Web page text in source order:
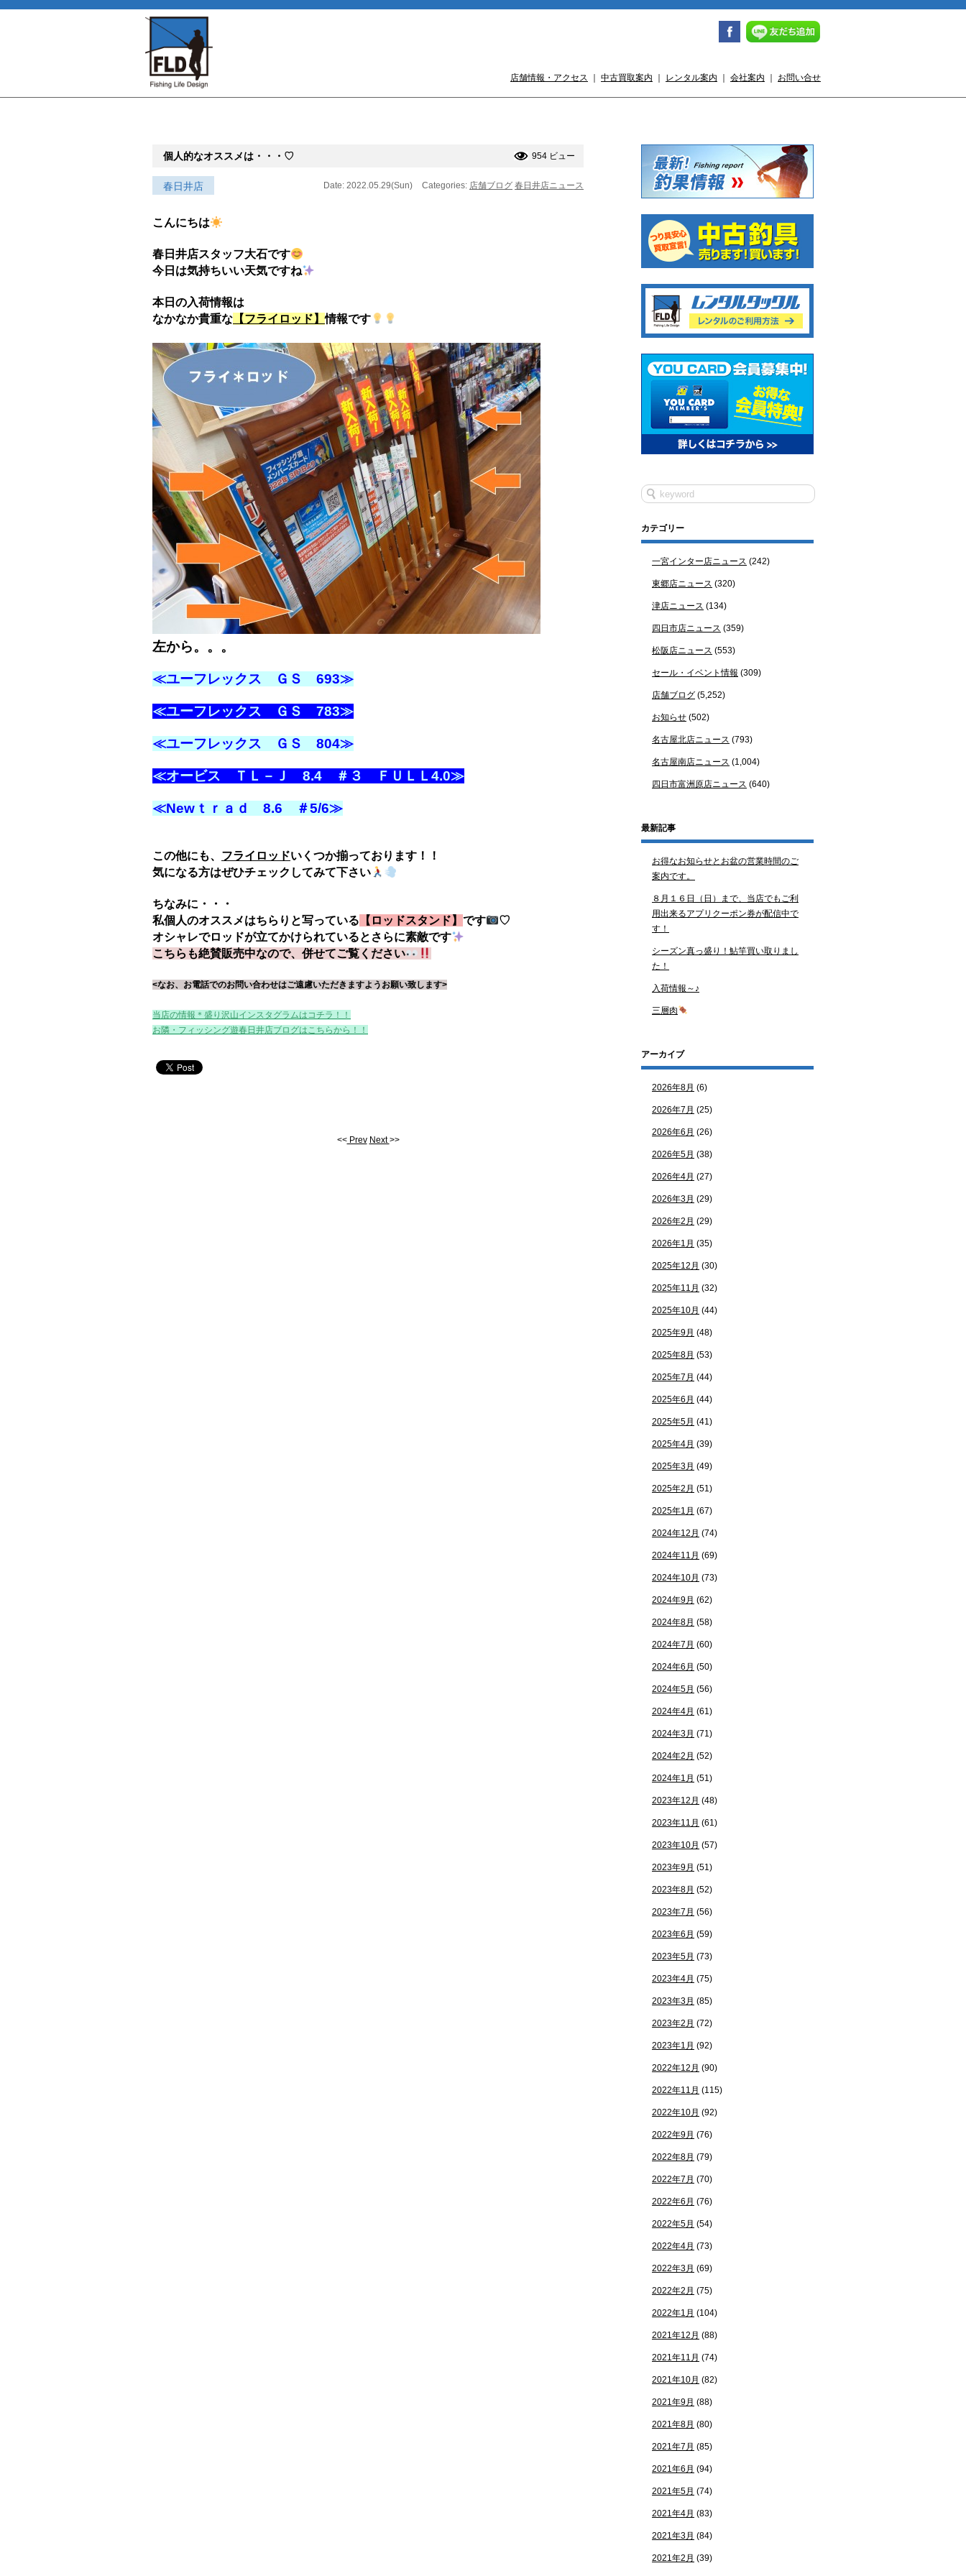
店舗情報・アクセス 中古買取案内 レンタル案内 会社案内 お問い合せ
個人的なオススメは・・・♡ 954 ビュー
春日井店 Date: 2022.05.29(Sun) Categories: 店舗ブログ 春日井店ニュース
こんにちは
春日井店スタッフ大石です
今日は気持ちいい天気ですね
本日の入荷情報は
なかなか貴重な 【フライロッド】情報です
左から。。。
≪ユーフレックス ＧＳ 693≫
≪ユーフレックス ＧＳ 783≫
≪ユーフレックス ＧＳ 804≫
≪オービス ＴＬ－Ｊ 8.4 ＃３ ＦＵＬＬ4.0≫
≪Newｔｒａｄ 8.6 ＃5/6≫
この他にも、 フライロッドいくつか揃っております！！
気になる方はぜひチェックしてみて下さい
ちなみに・・・
私個人のオススメはちらりと写っている 【ロッドスタンド】 です
♡
オシャレでロッドが立てかけられているとさらに素敵です
こちらも絶賛販売中なので、併せてご覧ください
<なお、お電話でのお問い合わせはご遠慮いただきますようお願い致します>
当店の情報＊盛り沢山インスタグラムはコチラ！！
お隣・フィッシング遊春日井店ブログはこちらから！！
<<Prev Next>>
カテゴリー
一宮インター店ニュース (242)
東郷店ニュース (320)
津店ニュース (134)
四日市店ニュース (359)
松阪店ニュース (553)
セール・イベント情報 (309)
店舗ブログ (5,252)
お知らせ (502)
名古屋北店ニュース (793)
名古屋南店ニュース (1,004)
四日市富洲原店ニュース (640)
最新記事
お得なお知らせとお盆の営業時間のご
案内です。
８月１６日（日）まで、当店でもご利
用出来るアプリクーポン券が配信中で
す！
シーズン真っ盛り！鮎竿買い取りまし
た！
入荷情報～♪
三層肉
アーカイブ
2026年8月 (6)
2026年7月 (25)
2026年6月 (26)
2026年5月 (38)
2026年4月 (27)
2026年3月 (29)
2026年2月 (29)
2026年1月 (35)
2025年12月 (30)
2025年11月 (32)
2025年10月 (44)
2025年9月 (48)
2025年8月 (53)
2025年7月 (44)
2025年6月 (44)
2025年5月 (41)
2025年4月 (39)
2025年3月 (49)
2025年2月 (51)
2025年1月 (67)
2024年12月 (74)
2024年11月 (69)
2024年10月 (73)
2024年9月 (62)
2024年8月 (58)
2024年7月 (60)
2024年6月 (50)
2024年5月 (56)
2024年4月 (61)
2024年3月 (71)
2024年2月 (52)
2024年1月 (51)
2023年12月 (48)
2023年11月 (61)
2023年10月 (57)
2023年9月 (51)
2023年8月 (52)
2023年7月 (56)
2023年6月 (59)
2023年5月 (73)
2023年4月 (75)
2023年3月 (85)
2023年2月 (72)
2023年1月 (92)
2022年12月 (90)
2022年11月 (115)
2022年10月 (92)
2022年9月 (76)
2022年8月 (79)
2022年7月 (70)
2022年6月 (76)
2022年5月 (54)
2022年4月 (73)
2022年3月 (69)
2022年2月 (75)
2022年1月 (104)
2021年12月 (88)
2021年11月 (74)
2021年10月 (82)
2021年9月 (88)
2021年8月 (80)
2021年7月 (85)
2021年6月 (94)
2021年5月 (74)
2021年4月 (83)
2021年3月 (84)
2021年2月 (39)